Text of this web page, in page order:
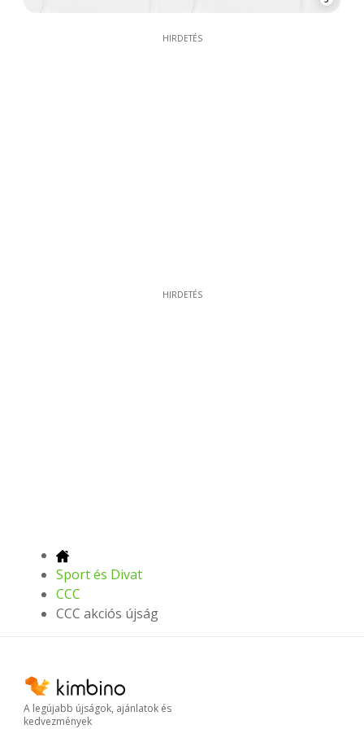
HIRDETÉS
HIRDETÉS
Sport és Divat
CCC
CCC akciós újság
A legújabb újságok, ajánlatok és
kedvezmények